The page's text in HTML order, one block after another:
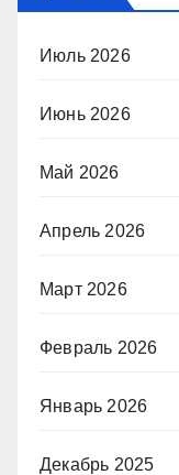
Июль 2026
Июнь 2026
Май 2026
Апрель 2026
Март 2026
Февраль 2026
Январь 2026
Декабрь 2025